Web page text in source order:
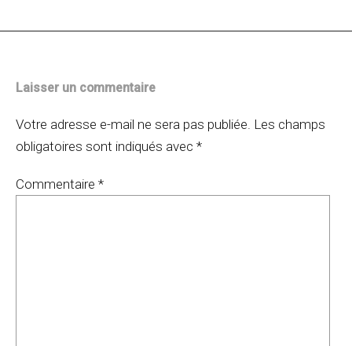
Laisser un commentaire
Votre adresse e-mail ne sera pas publiée. Les champs
obligatoires sont indiqués avec *
Commentaire *